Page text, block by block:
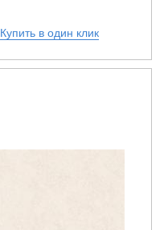
Купить в один клик